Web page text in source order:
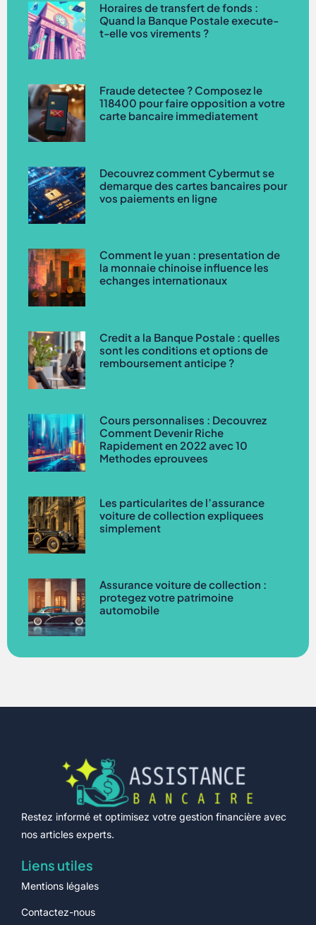
Horaires de transfert de fonds :
Quand la Banque Postale execute-
t-elle vos virements ?
Fraude detectee ? Composez le
118400 pour faire opposition a votre
carte bancaire immediatement
Decouvrez comment Cybermut se
demarque des cartes bancaires pour
vos paiements en ligne
Comment le yuan : presentation de
la monnaie chinoise influence les
echanges internationaux
Credit a la Banque Postale : quelles
sont les conditions et options de
remboursement anticipe ?
Cours personnalises : Decouvrez
Comment Devenir Riche
Rapidement en 2022 avec 10
Methodes eprouvees
Les particularites de l’assurance
voiture de collection expliquees
simplement
Assurance voiture de collection :
protegez votre patrimoine
automobile
Restez informé et optimisez votre gestion financière avec
nos articles experts.
Liens utiles
Mentions légales
Contactez-nous